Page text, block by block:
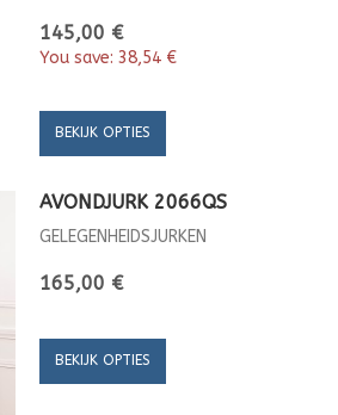
145,00 €
You save: 38,54 €
BEKIJK OPTIES
AVONDJURK 2066QS
GELEGENHEIDSJURKEN
165,00 €
BEKIJK OPTIES